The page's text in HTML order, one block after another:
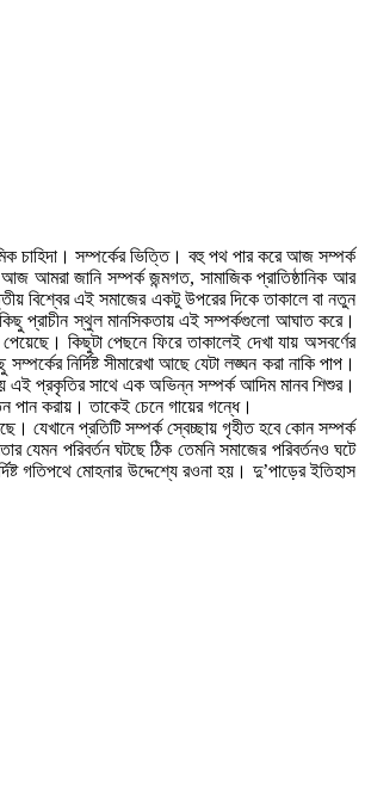
চাহিদা। সম্পর্কের ভিত্তি। বহু পথ পার করে আজ সম্পর্ক
আমরা জানি সম্পর্ক জন্মগত, সামাজিক প্রাতিষ্ঠানিক আর
বিশ্বের এই সমাজের একটু উপরের দিকে তাকালে বা নতুন
প্রাচীন স্থুল মানসিকতায় এই সম্পর্কগুলো আঘাত করে।
কিছুটা পেছনে ফিরে তাকালেই দেখা যায় অসবর্ণের
নির্দিষ্ট সীমারেখা আছে যেটা লঙ্ঘন করা নাকি পাপ।
এই প্রকৃতির সাথে এক অভিন্ন সম্পর্ক আদিম মানব শিশুর।
পান করায়। তাকেই চেনে গায়ের গন্ধে।
প্রতিটি সম্পর্ক স্বেচ্ছায় গৃহীত হবে কোন সম্পর্ক
যেমন পরিবর্তন ঘটছে ঠিক তেমনি সমাজের পরিবর্তনও ঘটে
গতিপথে মোহনার উদ্দেশ্যে রওনা হয়। দু’পাড়ের ইতিহাস